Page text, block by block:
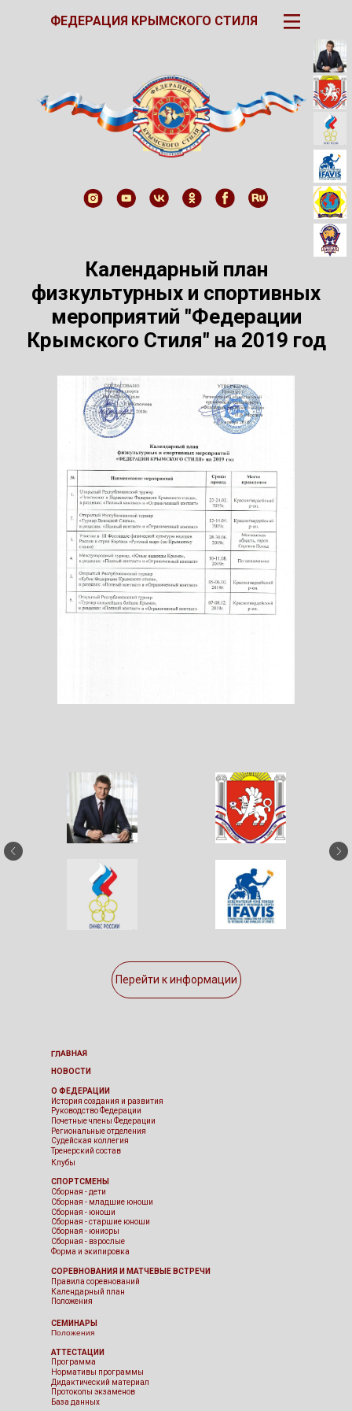
ФЕДЕРАЦИЯ КРЫМСКОГО СТИЛЯ III
Календарный план
физкультурных и спортивных
мероприятий "Федерации
Крымского Стиля" на 2019 год
Перейти к информации
ГЛАВНАЯ
История создания и развития
СОРЕВНОВАНИЯ И МАТЧЕВЫЕ ВСТРЕЧИ
Сборная - дети
Правила соревнований
НОВОСТИ
О ФЕДЕРАЦИИ
СПОРТСМЕНЫ
СЕМИНАРЫ
Положения
АТТЕСТАЦИИ
Программа
Судейская коллегия
Почетные члены Федерации
Руководство Федерации
Тренерский состав
Клубы
Региональные отделения
Сборная - юниоры
Форма и экипировка
Сборная - старшие юноши
Сборная - юноши
Сборная - взрослые
Сборная - младшие юноши
Календарный план
База данных
Дидактический материал
Нормативы программы
Протоколы экзаменов
Положения